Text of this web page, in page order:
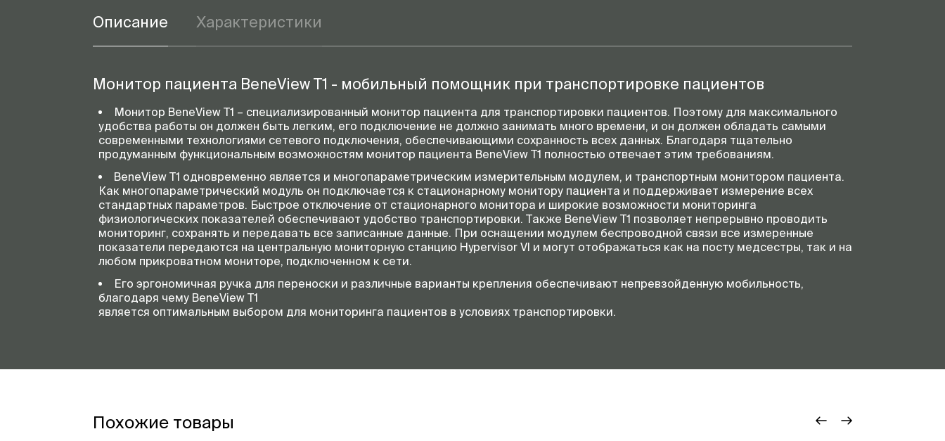
Описание Характеристики
Монитор пациента BeneView T1 - мобильный помощник при транспортировке пациентов
Монитор BeneView T1 – специализированный монитор пациента для транспортировки пациентов. Поэтому для максимального
удобства работы он должен быть легким, его подключение не должно занимать много времени, и он должен обладать самыми
современными технологиями сетевого подключения, обеспечивающими сохранность всех данных. Благодаря тщательно
продуманным функциональным возможностям монитор пациента BeneView T1 полностью отвечает этим требованиям.
BeneView T1 одновременно является и многопараметрическим измерительным модулем, и транспортным монитором пациента.
Как многопараметрический модуль он подключается к стационарному монитору пациента и поддерживает измерение всех
стандартных параметров. Быстрое отключение от стационарного монитора и широкие возможности мониторинга
физиологических показателей обеспечивают удобство транспортировки. Также BeneView T1 позволяет непрерывно проводить
мониторинг, сохранять и передавать все записанные данные. При оснащении модулем беспроводной связи все измеренные
показатели передаются на центральную мониторную станцию Hypervisor VI и могут отображаться как на посту медсестры, так и на
любом прикроватном мониторе, подключенном к сети.
Его эргономичная ручка для переноски и различные варианты крепления обеспечивают непревзойденную мобильность,
благодаря чему BeneView T1
является оптимальным выбором для мониторинга пациентов в условиях транспортировки.
Похожие товары